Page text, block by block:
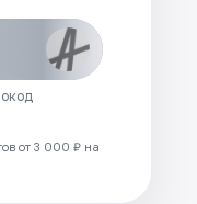
от 3 000 ₽ на